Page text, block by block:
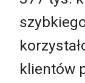
klientów